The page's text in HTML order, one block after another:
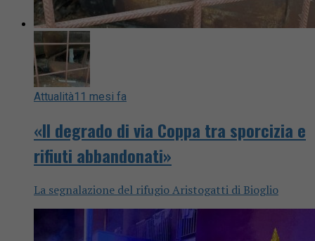
Attualità11 mesi fa
«Il degrado di via Coppa tra sporcizia e
rifiuti abbandonati»
La segnalazione del rifugio Aristogatti di Bioglio